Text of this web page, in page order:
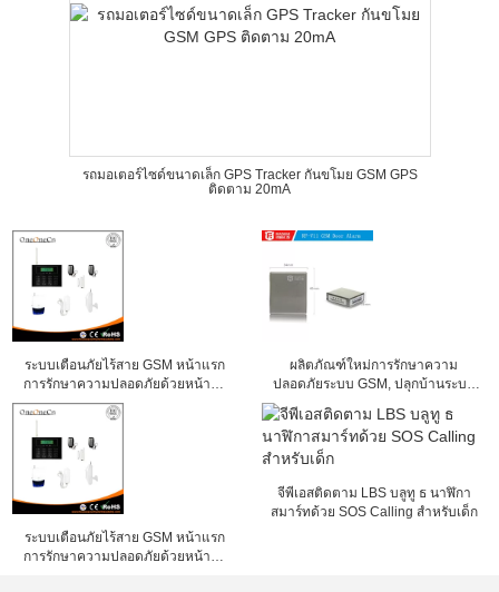
รถมอเตอร์ไซด์ขนาดเล็ก GPS Tracker กันขโมย GSM GPS
ติดตาม 20mA
ระบบเตือนภัยไร้สาย GSM หน้าแรก
การรักษาความปลอดภัยด้วยหน้าจอ
สัมผัสปุ่มกด
ผลิตภัณฑ์ใหม่การรักษาความ
ปลอดภัยระบบ GSM, ปลุกบ้านระบบ
กันขโมย securtiy ระบบระบบเตือนภัย
ระบบเตือนภัยไร้สาย GSM หน้าแรก
การรักษาความปลอดภัยด้วยหน้าจอ
จีพีเอสติดตาม LBS บลูทู ธ นาฬิกา
สมาร์ทด้วย SOS Calling สำหรับเด็ก